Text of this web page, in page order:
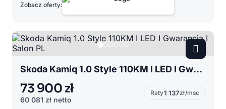
Zobacz oferty:
Skoda Kamiq 1.0 Style 110KM I LED I Gwarancja I Salon PL
73 900 zł
60 081 zł netto
Raty1 137zł/msc